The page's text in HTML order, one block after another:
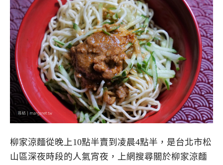
柳家涼麵從晚上10點半賣到凌晨4點半，是台北市松
山區深夜時段的人氣宵夜，上網搜尋關於柳家涼麵